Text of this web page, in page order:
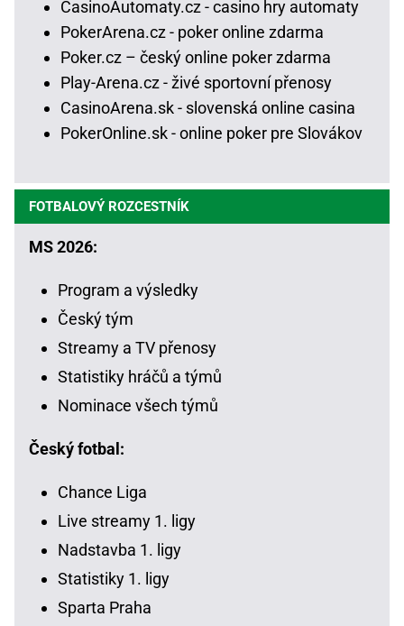
CasinoAutomaty.cz - casino hry automaty
PokerArena.cz - poker online zdarma
Poker.cz – český online poker zdarma
Play-Arena.cz - živé sportovní přenosy
CasinoArena.sk - slovenská online casina
PokerOnline.sk - online poker pre Slovákov
FOTBALOVÝ ROZCESTNÍK
MS 2026:
Program a výsledky
Český tým
Streamy a TV přenosy
Statistiky hráčů a týmů
Nominace všech týmů
Český fotbal:
Chance Liga
Live streamy 1. ligy
Nadstavba 1. ligy
Statistiky 1. ligy
Sparta Praha